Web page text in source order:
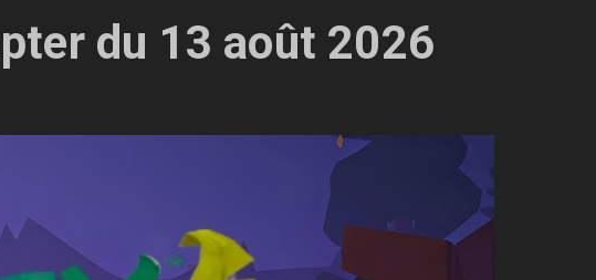
du 13 août 2026